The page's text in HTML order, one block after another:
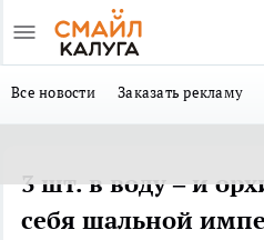
Все новости Заказать рекламу
3 шт. в воду – и
себя шальной